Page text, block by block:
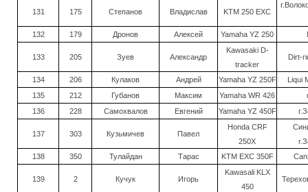
131 175 Степанов Владислав KTM 250 EXC
132 179 Дронов Алексей Yamaha YZ 250
133 205 Зуев Александр
Kawasaki D-
tracker
Dirt-
134 206 Кулаков Андрей Yamaha YZ 250F
Liqui
135
212 Губанов Максим Yamaha WR 426
136
228 Самохвалов Евгений Yamaha YZ 450F
137 303 Кузьмичев Павел
Honda CRF
250X
138
350 Тулайдан Тарас KTM EXC 350F
139 2 Кучук Игорь
Kawasali KLX
450